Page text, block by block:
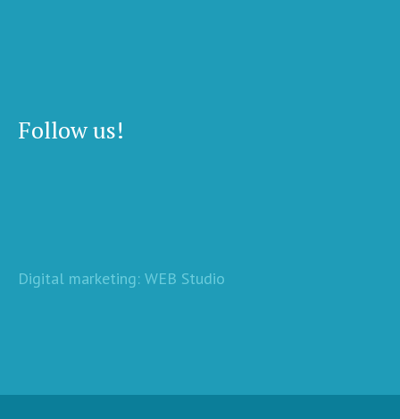
Follow us!
Digital marketing: WEB Studio